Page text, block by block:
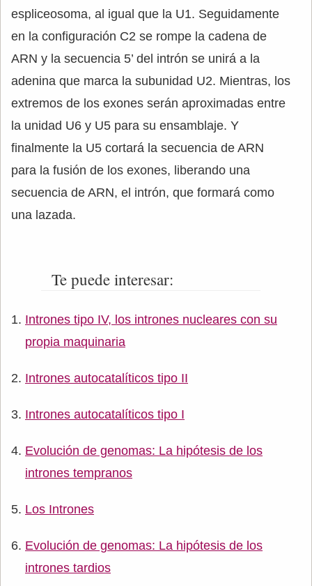
espliceosoma, al igual que la U1. Seguidamente
en la configuración C2 se rompe la cadena de
ARN y la secuencia 5’ del intrón se unirá a la
adenina que marca la subunidad U2. Mientras, los
extremos de los exones serán aproximadas entre
la unidad U6 y U5 para su ensamblaje. Y
finalmente la U5 cortará la secuencia de ARN
para la fusión de los exones, liberando una
secuencia de ARN, el intrón, que formará como
una lazada.
Te puede interesar:
Intrones tipo IV, los intrones nucleares con su
propia maquinaria
Intrones autocatalíticos tipo II
Intrones autocatalíticos tipo I
Evolución de genomas: La hipótesis de los
intrones tempranos
Los Intrones
Evolución de genomas: La hipótesis de los
intrones tardios